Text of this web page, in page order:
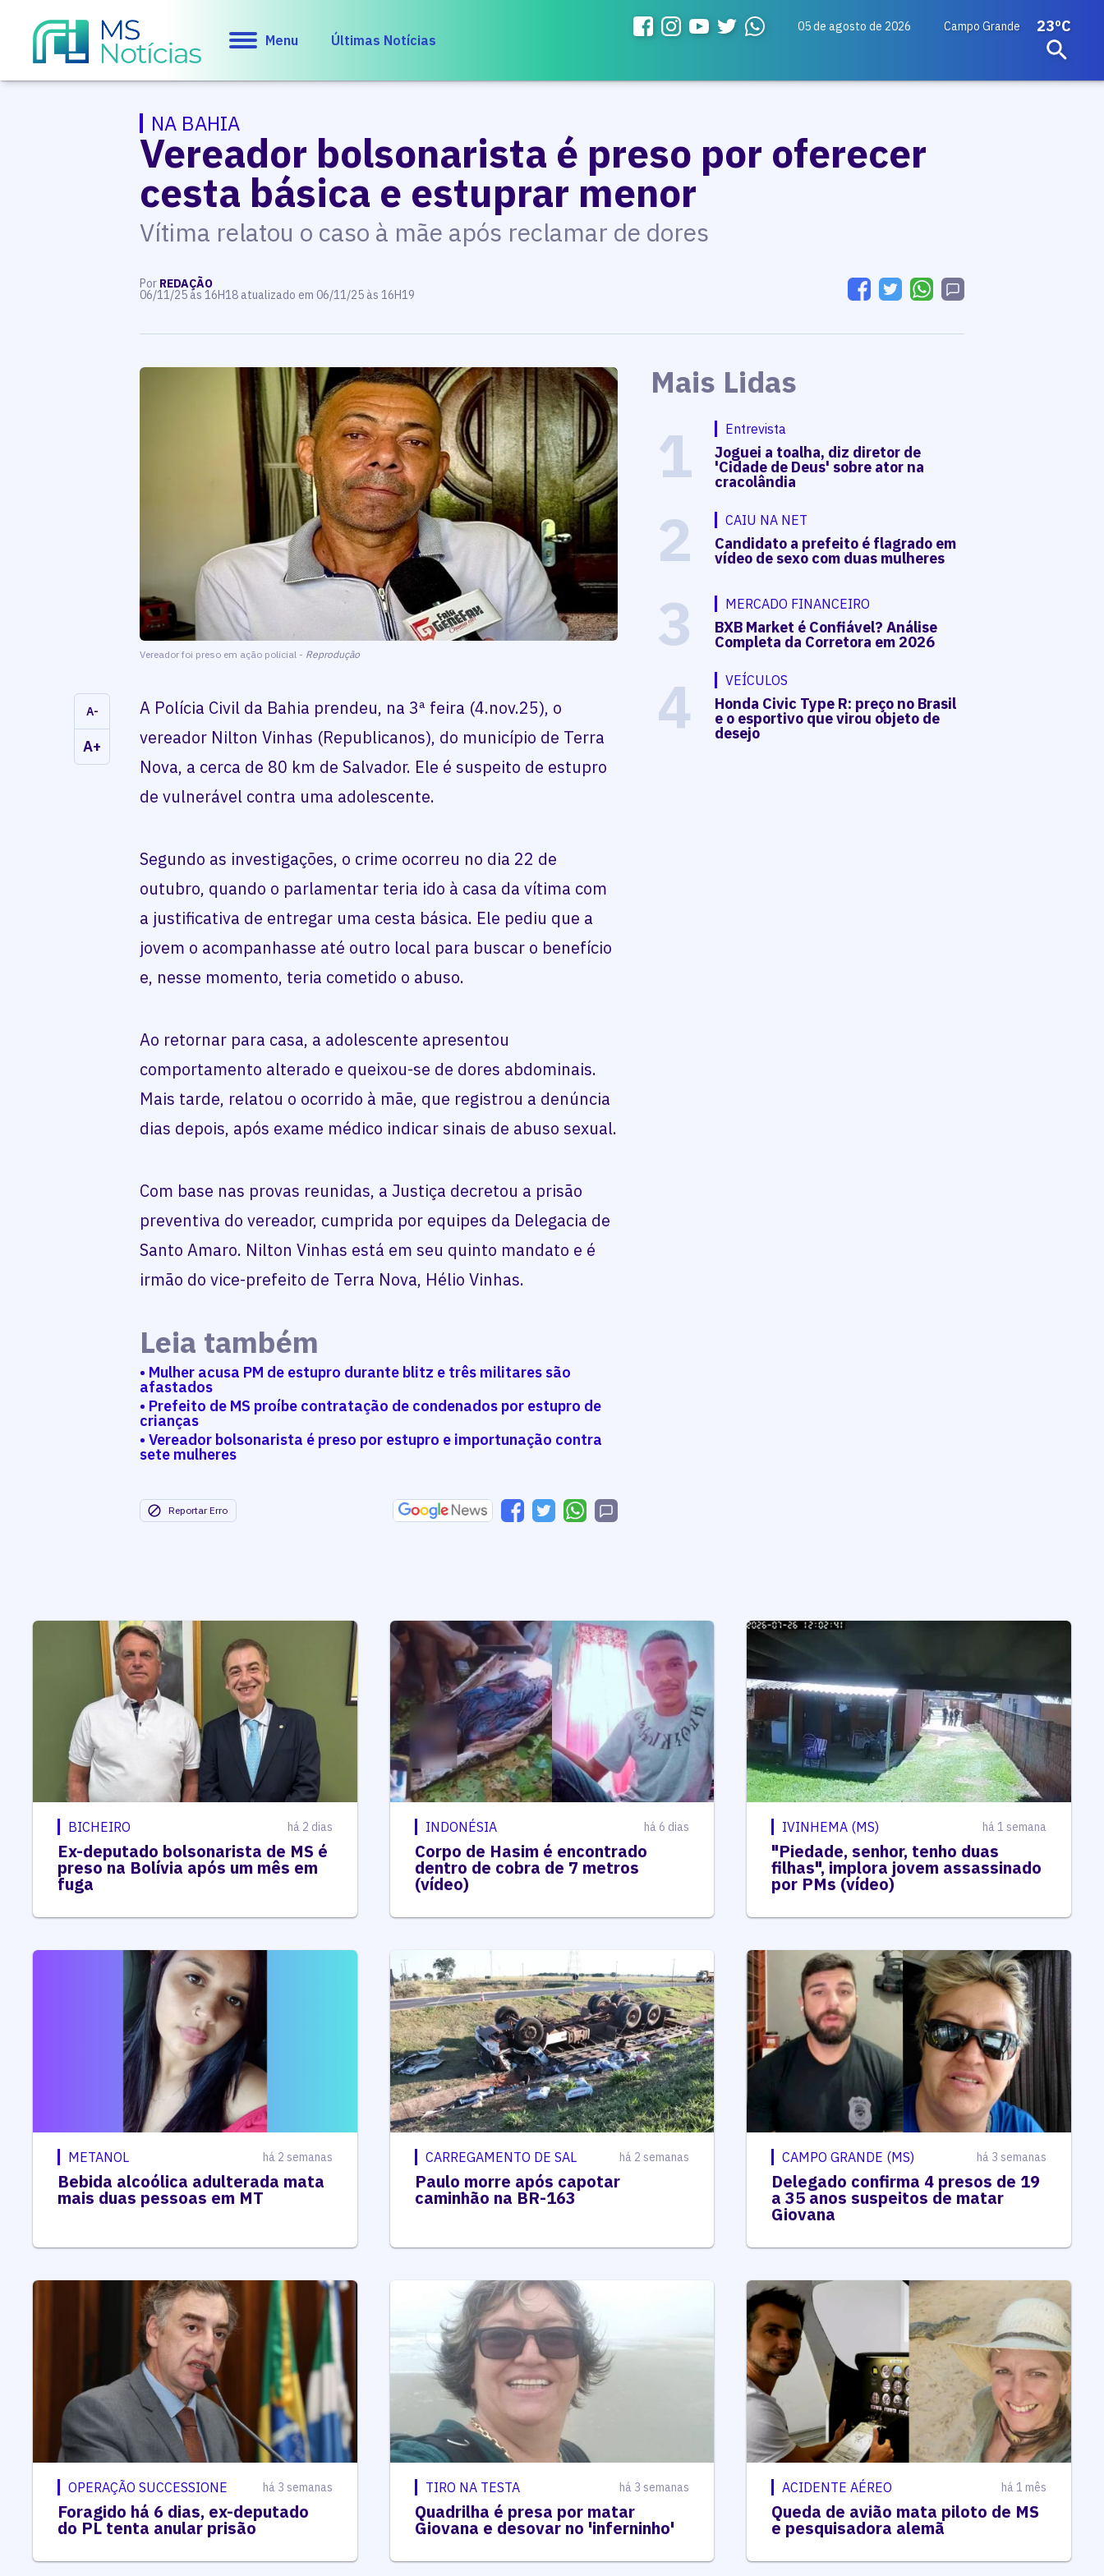
Menu Últimas Notícias
05 de agosto de 2026 Campo Grande 23ºC
NA BAHIA
Vereador bolsonarista é preso por oferecer
cesta básica e estuprar menor
Vítima relatou o caso à mãe após reclamar de dores
Por REDAÇÃO
06/11/25 às 16H18 atualizado em 06/11/25 às 16H19
Vereador foi preso em ação policial - Reprodução
A-
A+
A Polícia Civil da Bahia prendeu, na 3ª feira (4.nov.25), o
vereador Nilton Vinhas (Republicanos), do município de Terra
Nova, a cerca de 80 km de Salvador. Ele é suspeito de estupro
de vulnerável contra uma adolescente.
Segundo as investigações, o crime ocorreu no dia 22 de
outubro, quando o parlamentar teria ido à casa da vítima com
a justificativa de entregar uma cesta básica. Ele pediu que a
jovem o acompanhasse até outro local para buscar o benefício
e, nesse momento, teria cometido o abuso.
Ao retornar para casa, a adolescente apresentou
comportamento alterado e queixou-se de dores abdominais.
Mais tarde, relatou o ocorrido à mãe, que registrou a denúncia
dias depois, após exame médico indicar sinais de abuso sexual.
Com base nas provas reunidas, a Justiça decretou a prisão
preventiva do vereador, cumprida por equipes da Delegacia de
Santo Amaro. Nilton Vinhas está em seu quinto mandato e é
irmão do vice-prefeito de Terra Nova, Hélio Vinhas.
Leia também
• Mulher acusa PM de estupro durante blitz e três militares são
afastados
• Prefeito de MS proíbe contratação de condenados por estupro de
crianças
• Vereador bolsonarista é preso por estupro e importunação contra
sete mulheres
Reportar Erro
Mais Lidas
1 Entrevista
Joguei a toalha, diz diretor de
'Cidade de Deus' sobre ator na
cracolândia
2 CAIU NA NET
Candidato a prefeito é flagrado em
vídeo de sexo com duas mulheres
3 MERCADO FINANCEIRO
BXB Market é Confiável? Análise
Completa da Corretora em 2026
4 VEÍCULOS
Honda Civic Type R: preço no Brasil
e o esportivo que virou objeto de
desejo
BICHEIRO há 2 dias
Ex-deputado bolsonarista de MS é
preso na Bolívia após um mês em
fuga
INDONÉSIA há 6 dias
Corpo de Hasim é encontrado
dentro de cobra de 7 metros
(vídeo)
IVINHEMA (MS) há 1 semana
"Piedade, senhor, tenho duas
filhas", implora jovem assassinado
por PMs (vídeo)
METANOL há 2 semanas
Bebida alcoólica adulterada mata
mais duas pessoas em MT
CARREGAMENTO DE SAL há 2 semanas
Paulo morre após capotar
caminhão na BR-163
CAMPO GRANDE (MS) há 3 semanas
Delegado confirma 4 presos de 19
a 35 anos suspeitos de matar
Giovana
OPERAÇÃO SUCCESSIONE há 3 semanas
Foragido há 6 dias, ex-deputado
do PL tenta anular prisão
TIRO NA TESTA há 3 semanas
Quadrilha é presa por matar
Giovana e desovar no 'inferninho'
ACIDENTE AÉREO há 1 mês
Queda de avião mata piloto de MS
e pesquisadora alemã